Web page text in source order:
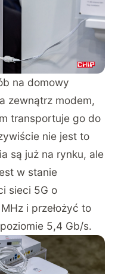
na domowy
zewnątrz modem,
transportuje go do
nie jest to
są już na rynku, ale
w stanie
sieci 5G o
i przełożyć to
5,4 Gb/s.